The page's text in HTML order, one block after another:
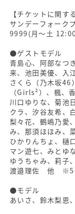
【チケットに関す
サンデーフォーク
9999(月〜土
●ゲストモデル
青島心、阿部なつ
来、池田美優、入
さくら（乃木坂46
（Girls²）、楓、
川口ゆりな、菊池
クラ、汐谷友希、
梨々花、鶴嶋乃愛
み、那須ほほみ、
ひかりんちょ、樋
マン遊七、みとゆ
ゆうちゃみ、莉子、
渡邉理佐 他
●モデル
あいさ、鈴木梨